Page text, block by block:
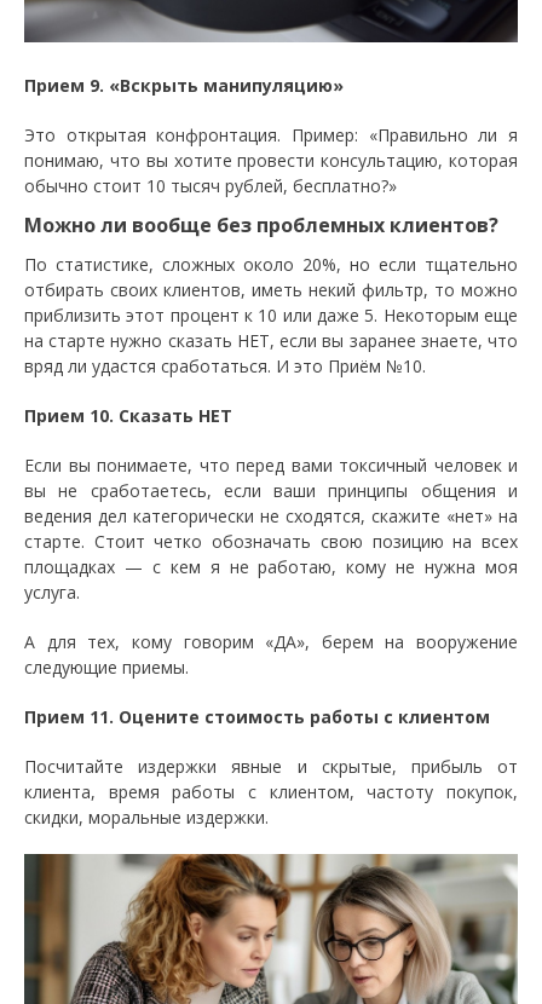
Прием 9. «Вскрыть манипуляцию»
Это открытая конфронтация. Пример: «Правильно ли я
понимаю, что вы хотите провести консультацию, которая
обычно стоит 10 тысяч рублей, бесплатно?»
Можно ли вообще без проблемных клиентов?
По статистике, сложных около 20%, но если тщательно
отбирать своих клиентов, иметь некий фильтр, то можно
приблизить этот процент к 10 или даже 5. Некоторым еще
на старте нужно сказать НЕТ, если вы заранее знаете, что
вряд ли удастся сработаться. И это Приём №10.
Прием 10. Сказать НЕТ
Если вы понимаете, что перед вами токсичный человек и
вы не сработаетесь, если ваши принципы общения и
ведения дел категорически не сходятся, скажите «нет» на
старте. Стоит четко обозначать свою позицию на всех
площадках — с кем я не работаю, кому не нужна моя
услуга.
А для тех, кому говорим «ДА», берем на вооружение
следующие приемы.
Прием 11. Оцените стоимость работы с клиентом
Посчитайте издержки явные и скрытые, прибыль от
клиента, время работы с клиентом, частоту покупок,
скидки, моральные издержки.